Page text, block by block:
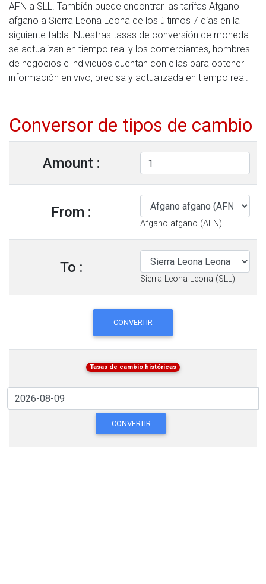
AFN a SLL. También puede encontrar las tarifas Afgano
afgano a Sierra Leona Leona de los últimos 7 días en la
siguiente tabla. Nuestras tasas de conversión de moneda
se actualizan en tiempo real y los comerciantes, hombres
de negocios e individuos cuentan con ellas para obtener
información en vivo, precisa y actualizada en tiempo real.
Conversor de tipos de cambio
Amount :
From :
Afgano afgano (AFN)
To :
Sierra Leona Leona (SLL)
CONVERTIR
Tasas de cambio históricas
CONVERTIR